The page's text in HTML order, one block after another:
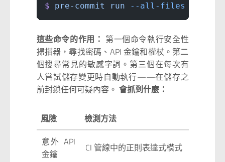
$ pre-commit run --all-files
這些命令的作用： 第一個命令執行安全性
掃描器，尋找密碼、API 金鑰和權杖。第二
個搜尋常見的敏感字詞。第三個在每次有
人嘗試儲存變更時自動執行——在儲存之
前封鎖任何可疑內容。 會抓到什麼：
風險
檢測方法
意外 API
金鑰
CI 管線中的正則表達式模式